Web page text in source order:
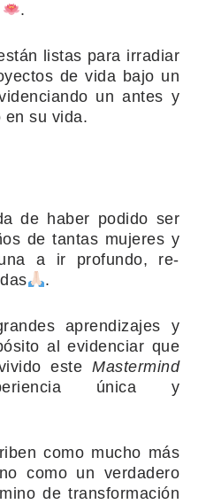
.
listas para irradiar
de vida bajo un
un antes y
en su vida.
de haber podido ser
de tantas mujeres y
a ir profundo, re-
.
aprendizajes y
al evidenciar que
este Mastermind
única y
como mucho más
como un verdadero
de transformación